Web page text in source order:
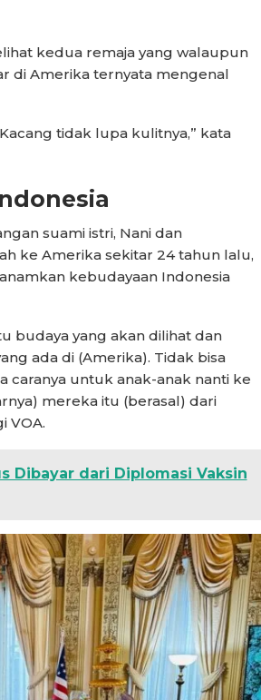
kedua remaja yang walaupun
di Amerika ternyata mengenal
tidak lupa kulitnya,” kata
suami istri, Nani dan
ke Amerika sekitar 24 tahun lalu,
kebudayaan Indonesia
budaya yang akan dilihat dan
ada di (Amerika). Tidak bisa
caranya untuk anak-anak nanti ke
mereka itu (berasal) dari
VOA.
Dibayar dari Diplomasi Vaksin